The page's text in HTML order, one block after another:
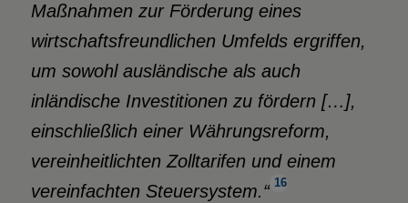
Maßnahmen zur Förderung eines
wirtschaftsfreundlichen Umfelds ergriffen,
um sowohl ausländische als auch
inländische Investitionen zu fördern […],
einschließlich einer Währungsreform,
vereinheitlichten Zolltarifen und einem
vereinfachten Steuersystem.“ 16